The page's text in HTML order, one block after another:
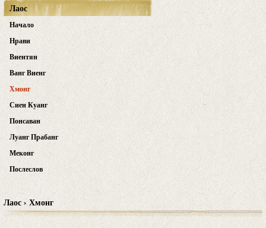
Лаос
Начало
Нрави
Виентян
Ванг Виенг
Хмонг
Сиен Куанг
Понсаван
Луанг Прабанг
Меконг
Послеслов
Лаос › Хмонг